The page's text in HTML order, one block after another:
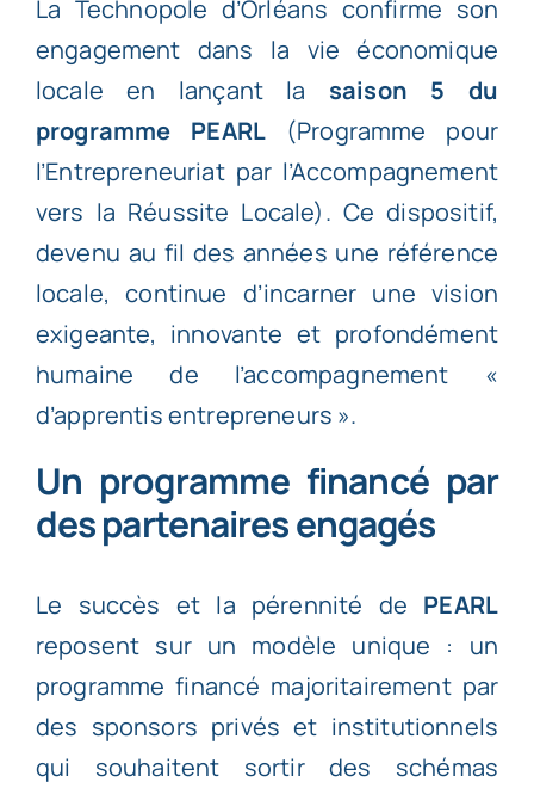
La Technopole d’Orléans confirme son
engagement dans la vie économique
locale en lançant la saison 5 du
programme PEARL (Programme pour
l’Entrepreneuriat par l’Accompagnement
vers la Réussite Locale). Ce dispositif,
devenu au fil des années une référence
locale, continue d’incarner une vision
exigeante, innovante et profondément
humaine de l’accompagnement «
d’apprentis entrepreneurs ».
Un programme financé par
des partenaires engagés
Le succès et la pérennité de PEARL
reposent sur un modèle unique : un
programme financé majoritairement par
des sponsors privés et institutionnels
qui souhaitent sortir des schémas